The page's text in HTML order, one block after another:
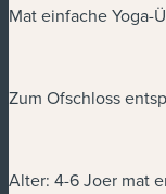
Mat einfache Yoga-
Zum Ofschloss
Alter: 4-6 Joer mat